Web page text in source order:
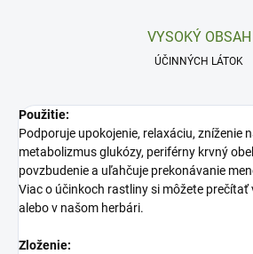
VYSOKÝ OBSAH
ÚČINNÝCH LÁTOK
Použitie:
Podporuje upokojenie, relaxáciu, zníženie
metabolizmus glukózy, periférny krvný
povzbudenie a uľahčuje prekonávanie
Viac o účinkoch rastliny si môžete
alebo v našom herbári.
Zloženie: